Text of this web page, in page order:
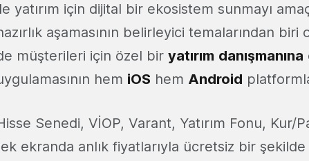
yatırım için dijital bir ekosistem sunmayı
aşamasının belirleyici temalarından
müşterileri için özel bir yatırım danışmanına
hem iOS hem Android
Senedi, VİOP, Varant, Yatırım Fonu,
ekranda anlık fiyatlarıyla ücretsiz bir şekilde